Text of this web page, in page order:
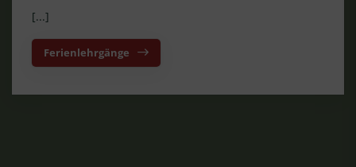
[...]
Ferienlehrgänge